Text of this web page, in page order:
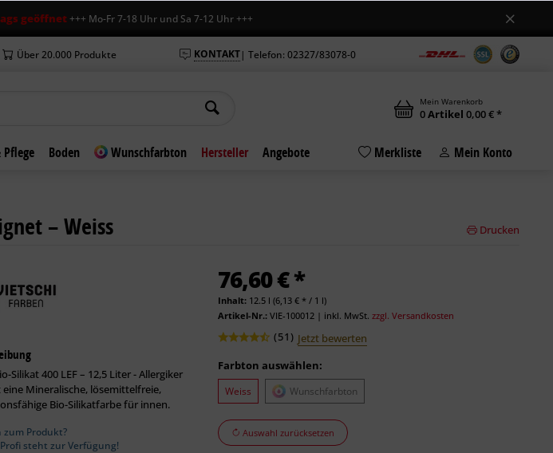
+++ Mo-Fr 7-18 Uhr und Sa 7-12 Uhr +++
Über 20.000 Produkte KONTAKT| Telefon: 02327/83078-0
Mein Warenkorb
0Artikel 0,00 € *
Pflege Boden Wunschfarbton Hersteller Angebote Merkliste Mein Konto
– Weiss Drucken
Silikat 400 LEF – 12,5 Liter - Allergiker
eine Mineralische, lösemittelfreie,
Bio-Silikatfarbe für innen.
zum Produkt?
steht zur Verfügung!
76,60 € *
Inhalt: 12.5 l (6,13 € * / 1 l)
Artikel-Nr.: VIE-100012| inkl. MwSt. zzgl. Versandkosten
(51) Jetzt bewerten
Farbton auswählen:
Weiss Wunschfarbton
Auswahl zurücksetzen